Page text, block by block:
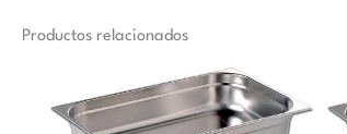
Productos relacionados